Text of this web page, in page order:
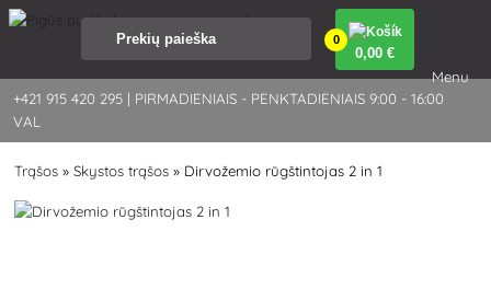
+421 915 420 295 | PIRMADIENIAIS - PENKTADIENIAIS 9:00 - 16:00
VAL
0
0,00 €
Menu
Trąšos »Skystos trąšos » Dirvožemio rūgštintojas 2 in 1